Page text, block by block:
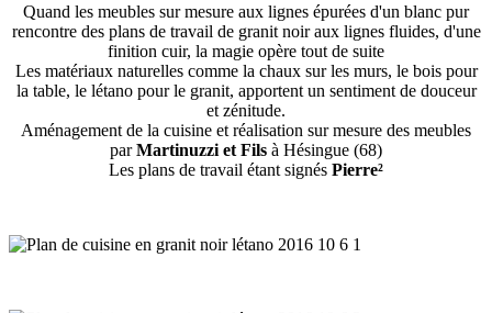
Quand les meubles sur mesure aux lignes épurées d'un blanc pur
rencontre des plans de travail de granit noir aux lignes fluides, d'une
finition cuir, la magie opère tout de suite
Les matériaux naturelles comme la chaux sur les murs, le bois pour
la table, le létano pour le granit, apportent un sentiment de douceur
et zénitude.
Aménagement de la cuisine et réalisation sur mesure des meubles
parMartinuzzi et Fils à Hésingue (68)
Les plans de travail étant signés Pierre²